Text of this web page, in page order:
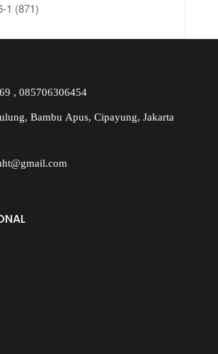
1 (871)
, 085706306454
Bambu Apus, Cipayung, Jakarta